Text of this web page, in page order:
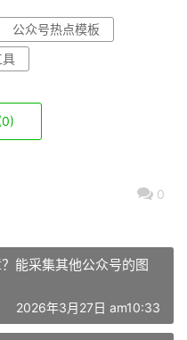
公众号热点模板
具
0
能采集其他公众号的图
2026年3月27日 am10:33